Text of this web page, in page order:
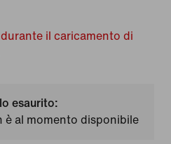
il caricamento di
esaurito:
al momento disponibile